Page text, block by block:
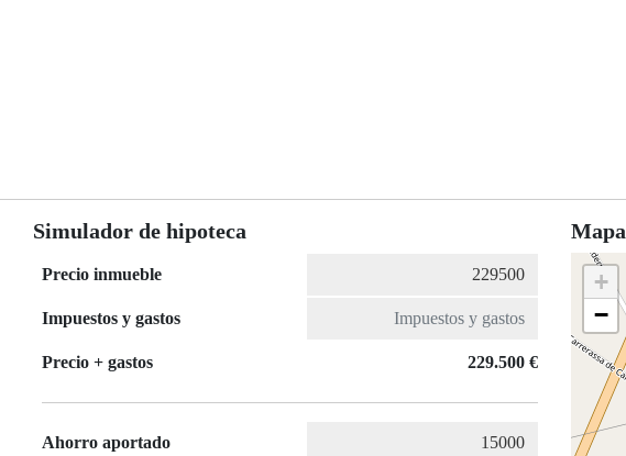
Simulador de hipoteca
Precio inmueble
Impuestos y gastos
Precio + gastos 229.500 €
Ahorro aportado
Mapa
+
−